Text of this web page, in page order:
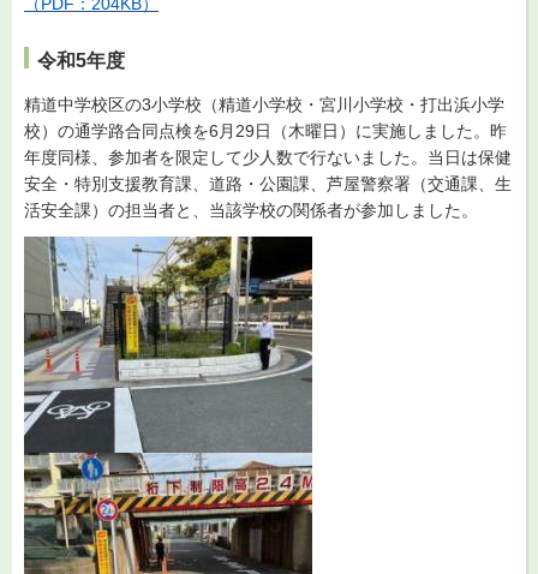
（PDF：204KB）
令和5年度
精道中学校区の3小学校（精道小学校・宮川小学校・打出浜小学
校）の通学路合同点検を6月29日（木曜日）に実施しました。昨
年度同様、参加者を限定して少人数で行ないました。当日は保健
安全・特別支援教育課、道路・公園課、芦屋警察署（交通課、生
活安全課）の担当者と、当該学校の関係者が参加しました。